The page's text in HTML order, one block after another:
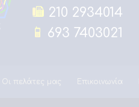
210 2934014
693 7403021
Οι πελάτες μας Επικοινωνία